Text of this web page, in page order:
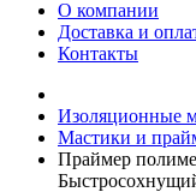
О компании
Доставка и
Контакты
Изоляционные
Мастики и
Праймер